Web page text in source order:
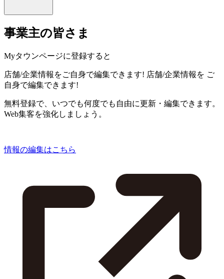
事業主の皆さま
Myタウンページに登録すると
店舗/企業情報をご自身で編集できます! 店舗/企業情報を ご
自身で編集できます!
無料登録で、いつでも何度でも自由に更新・編集できます。
Web集客を強化しましょう。
情報の編集はこちら